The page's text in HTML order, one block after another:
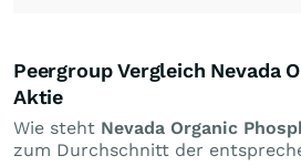
Peergroup Vergleich Nevada
Aktie
Wie steht Nevada Organic
zum Durchschnitt der